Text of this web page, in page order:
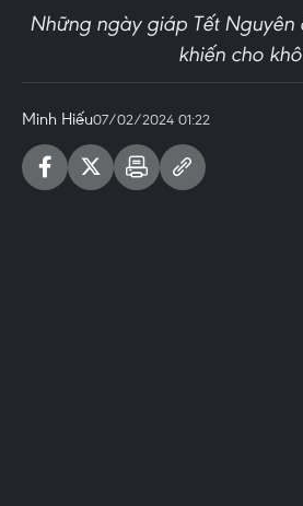
Những ngày giáp Tết
khiến cho
Minh Hiếu07/02/2024 01:22